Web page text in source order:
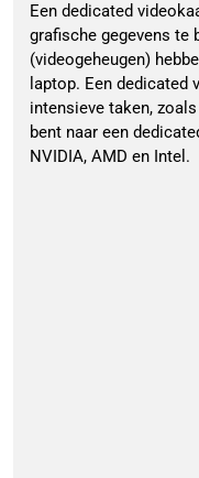
Een dedicated
grafische gegevens te
(videogeheugen)
laptop. Een
intensieve taken,
bent naar een
NVIDIA, AMD en Intel.